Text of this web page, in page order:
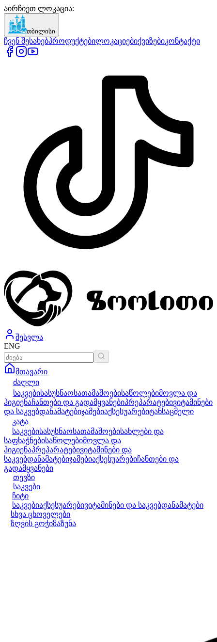
აირჩიეთ ლოკაცია:
თბილისი
ჩვენ შესახებპროდუქტებილოკაციებიქვიზებიკონტაქტი
შესვლა
ENG
მთავარი
ძაღლი
საკვებისასუსნაოსათამაშოებისაწოლებიმოვლა და
ჰიგიენაჩანთები და გადამყვანებიპრეპარატებივიტამინები
და საკვებდანამატებიჯამებიაქსესუარებიტანსაცმელი
კატა
საკვებისასუსნაოსათამაშოებისახლები და
საფხაჭნებისაწოლებიმოვლა და
ჰიგიენაპრეპარატებივიტამინები და
საკვებდანამატებიჯამებიაქსესუარებიჩანთები და
გადამყვანები
თევზი
საკვები
ჩიტი
საკვებიაქსესუარებივიტამინები და საკვებდანამატები
სხვა ცხოველები
ზღვის გოჭიზაზუნა